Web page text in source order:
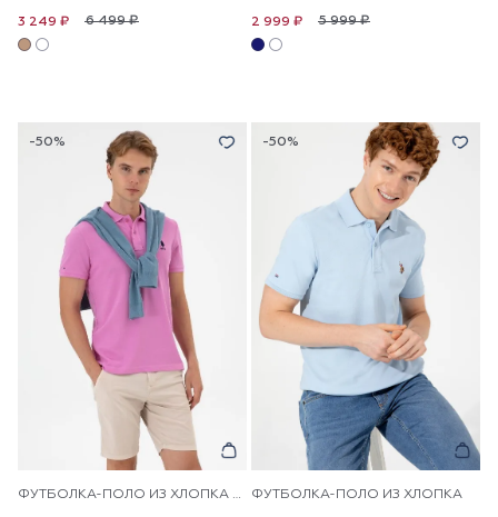
6 499 ₽
3 249 ₽ 5 999 ₽
2 999 ₽
-50%
ФУТБОЛКА-ПОЛО ИЗ ХЛОПКА С ЛОГОТИПОМ
-50%
ФУТБОЛКА-ПОЛО ИЗ ХЛОПКА